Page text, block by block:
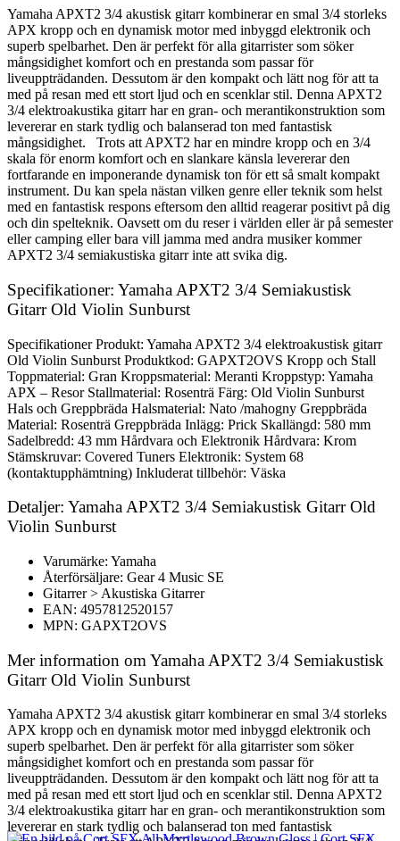
Yamaha APXT2 3/4 akustisk gitarr kombinerar en smal 3/4 storleks
APX kropp och en dynamisk motor med inbyggd elektronik och
superb spelbarhet. Den är perfekt för alla gitarrister som söker
mångsidighet komfort och en prestanda som passar för
liveuppträdanden. Dessutom är den kompakt och lätt nog för att ta
med på resan med ett stort ljud och en scenklar stil. Denna APXT2
3/4 elektroakustika gitarr har en gran- och merantikonstruktion som
levererar en stark tydlig och balanserad ton med fantastisk
mångsidighet. Trots att APXT2 har en mindre kropp och en 3/4
skala för enorm komfort och en slankare känsla levererar den
fortfarande en imponerande dynamisk ton för ett så smalt kompakt
instrument. Du kan spela nästan vilken genre eller teknik som helst
med en fantastisk respons eftersom den alltid reagerar positivt på dig
och din spelteknik. Oavsett om du reser i världen eller är på semester
eller camping eller bara vill jamma med andra musiker kommer
APXT2 3/4 semiakustiska gitarr inte att svika dig.
Specifikationer: Yamaha APXT2 3/4 Semiakustisk
Gitarr Old Violin Sunburst
Specifikationer Produkt: Yamaha APXT2 3/4 elektroakustisk gitarr
Old Violin Sunburst Produktkod: GAPXT2OVS Kropp och Stall
Toppmaterial: Gran Kroppsmaterial: Meranti Kroppstyp: Yamaha
APX – Resor Stallmaterial: Rosenträ Färg: Old Violin Sunburst
Hals och Greppbräda Halsmaterial: Nato /mahogny Greppbräda
Material: Rosenträ Greppbräda Inlägg: Prick Skallängd: 580 mm
Sadelbredd: 43 mm Hårdvara och Elektronik Hårdvara: Krom
Stämskruvar: Covered Tuners Elektronik: System 68
(kontaktupphämtning) Inkluderat tillbehör: Väska
Detaljer: Yamaha APXT2 3/4 Semiakustisk Gitarr Old
Violin Sunburst
Varumärke: Yamaha
Återförsäljare: Gear 4 Music SE
Gitarrer > Akustiska Gitarrer
EAN: 4957812520157
MPN: GAPXT2OVS
Mer information om Yamaha APXT2 3/4 Semiakustisk
Gitarr Old Violin Sunburst
Yamaha APXT2 3/4 akustisk gitarr kombinerar en smal 3/4 storleks
APX kropp och en dynamisk motor med inbyggd elektronik och
superb spelbarhet. Den är perfekt för alla gitarrister som söker
mångsidighet komfort och en prestanda som passar för
liveuppträdanden. Dessutom är den kompakt och lätt nog för att ta
med på resan med ett stort ljud och en scenklar stil. Denna APXT2
3/4 elektroakustika gitarr har en gran- och merantikonstruktion som
levererar en stark tydlig och balanserad ton med fantastisk